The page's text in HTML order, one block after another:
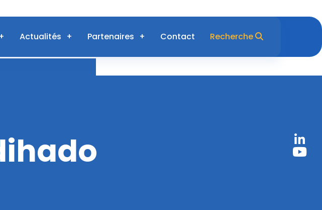
Actualités Partenaires Contact Recherche